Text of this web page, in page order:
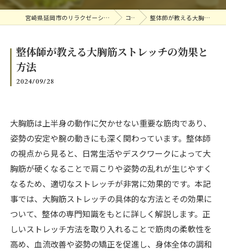
宮崎県延岡市のリラクゼーションならアロマルームエナジー コラム 整体師が教える大胸筋ストレッチの効果と方法
整体師が教える大胸筋ストレッチの効果と
方法
2024/09/28
大胸筋は上半身の動作に欠かせない重要な筋肉であり、
姿勢の安定や腕の動きにも深く関わっています。整体師
の視点から見ると、日常生活やデスクワークによって大
胸筋が硬くなることで肩こりや姿勢の乱れが生じやすく
なるため、適切なストレッチが非常に効果的です。本記
事では、大胸筋ストレッチの具体的な方法とその効果に
ついて、整体の専門知識をもとに詳しく解説します。正
しいストレッチ方法を取り入れることで筋肉の柔軟性を
高め、血流改善や姿勢の矯正を促進し、身体全体の調和